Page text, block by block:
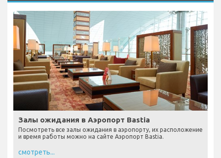
Залы ожидания в Аэропорт Bastia
Посмотреть все залы ожидания в аэропорту, их расположение
и время работы можно на сайте Аэропорт Bastia.
смотреть...